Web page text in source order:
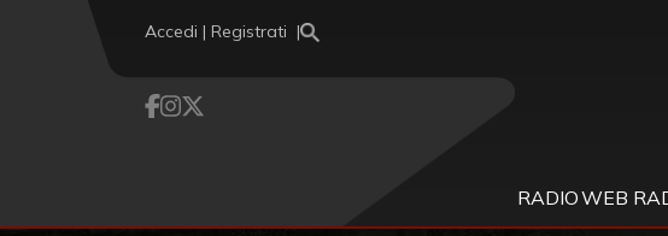
Accedi | Registrati
RADIOWEB